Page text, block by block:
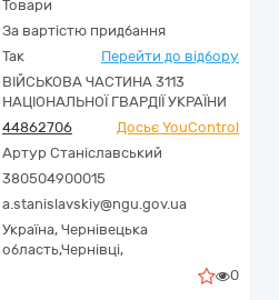
Товари
За вартістю придбання
Так Перейти до відбору
ВІЙСЬКОВА ЧАСТИНА 3113
НАЦІОНАЛЬНОЇ ГВАРДІЇ УКРАЇНИ
44862706
Досьє YouControl
Артур Станіславський
380504900015
a.stanislavskiy@ngu.gov.ua
Україна, Чернівецька
область,Чернівці,
0